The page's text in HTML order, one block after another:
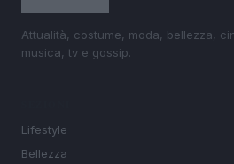
Attualità, costume, moda, bellezza,
musica, tv e gossip.
Lifestyle
Bellezza